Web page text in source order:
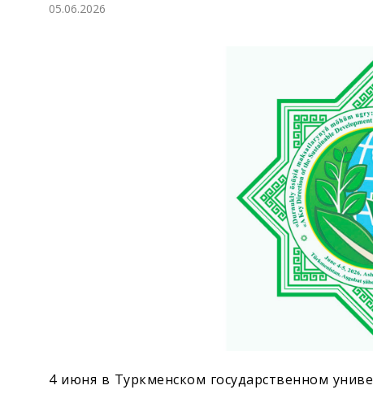
05.06.2026
4 июня в Туркменском государственном